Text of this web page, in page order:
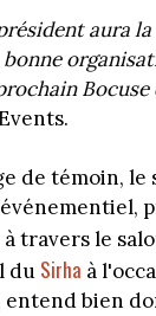
aura
Bocuse
de témoin, le
à travers le
du Sirha à
entend bien